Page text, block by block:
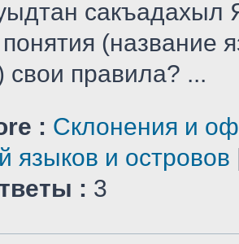
сакъадахыл
(название
свои правила? ...
: Склонения и
языков и островов
: 3